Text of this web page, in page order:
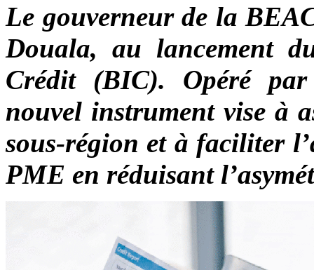
Le gouverneur de la
Douala, au lancement
Crédit (BIC). Opéré
nouvel instrument vise à
sous-région et à faciliter
PME en réduisant